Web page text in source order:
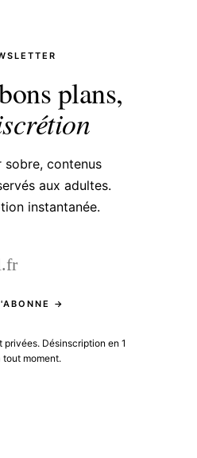
plans,
sobre, contenus
aux adultes.
instantanée.
→
privées. Désinscription en 1
tout moment.